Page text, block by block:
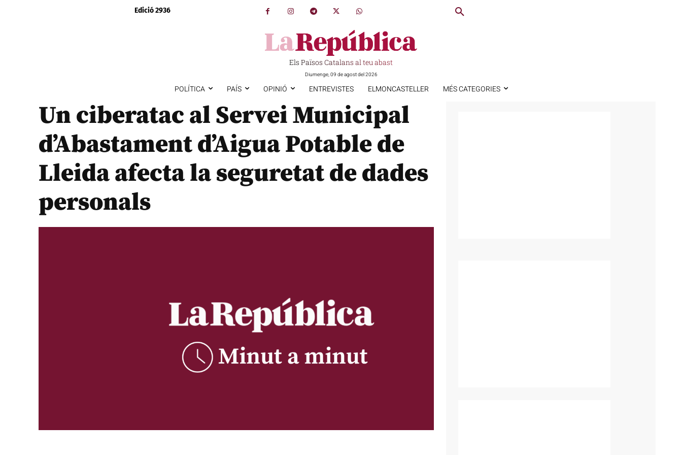
Edició 2936
Els Països Catalans al teu abast
Diumenge, 09 de agost del 2026
POLÍTICA PAÍS OPINIÓ ENTREVISTES ELMONCASTELLER MÉS CATEGORIES
Un ciberatac al Servei Municipal
d’Abastament d’Aigua Potable de
Lleida afecta la seguretat de dades
personals